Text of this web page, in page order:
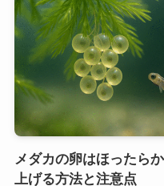
メダカの卵はほったら
上げる方法と注意点